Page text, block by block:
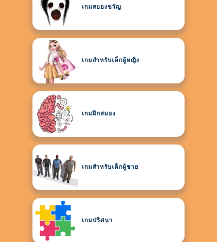
เกมสยองขวัญ
เกมสำหรับเด็กผู้หญิง
เกมฝึกสมอง
เกมสำหรับเด็กผู้ชาย
เกมปริศนา